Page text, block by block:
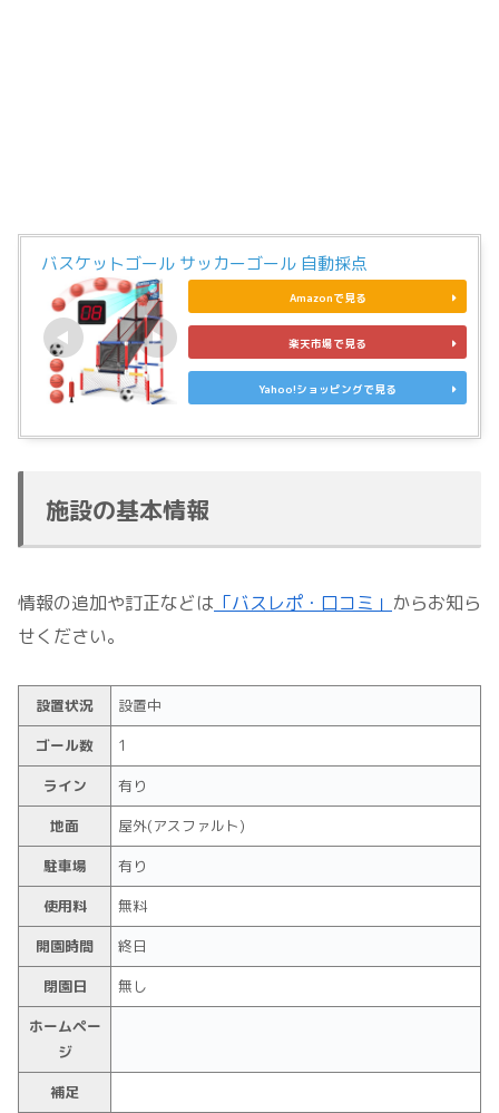
バスケットゴール サッカーゴール 自動採点
Amazonで見る
楽天市場で見る
Yahoo!ショッピングで見る
施設の基本情報
情報の追加や訂正などは 「バスレポ・口コミ」 からお知ら
せください。
設置状況
設置中
ゴール数
1
ライン
有り
地面
屋外(アスファルト)
駐車場
有り
使用料
無料
開園時間
終日
閉園日
無し
ホームペー
ジ
補足